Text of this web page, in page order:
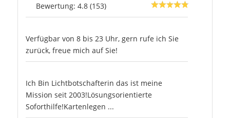
Bewertung: 4.8 (153)
Verfügbar von 8 bis 23 Uhr, gern rufe ich Sie
zurück, freue mich auf Sie!
Ich Bin Lichtbotschafterin das ist meine
Mission seit 2003!Lösungsorientierte
Soforthilfe!Kartenlegen ...